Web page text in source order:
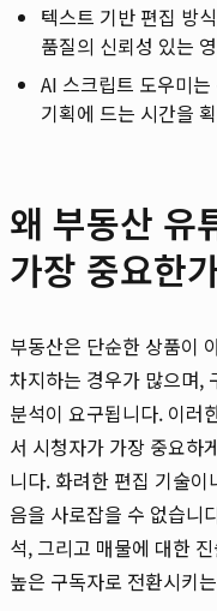
텍스트 기반 편집 방
품질의 신뢰성 있는
AI 스크립트 도우미
기획에 드는 시간을
왜 부동산 유
가장 중요한
부동산은 단순한 상품이
차지하는 경우가 많으며,
분석이 요구됩니다. 이러
서 시청자가 가장 중요하
니다. 화려한 편집 기술
음을 사로잡을 수 없습니
석, 그리고 매물에 대한
높은 구독자로 전환시키